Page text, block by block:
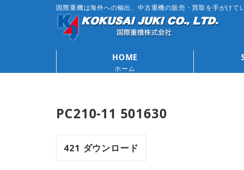
国際重機は海外への輸出、中古重機の販売・買取を手がけて
HOME
ホーム
PC210-11 501630
421 ダウンロード